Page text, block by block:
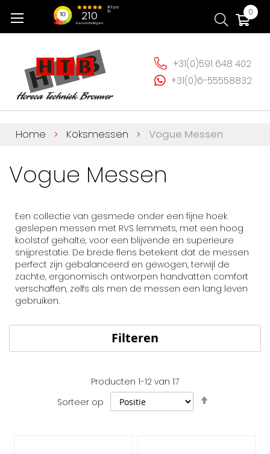
naar
0
+31(0)591 648 402
+31(0)6-55558832
Home Koksmessen Vogue Messen
Vogue Messen
Een collectie van gesmede onder een fijne hoek
geslepen messen met RVS lemmets, met een hoog
koolstof gehalte, voor een blijvende en superieure
snijprestatie. De brede flens betekent dat de messen
perfect zijn gebalanceerd en gewogen, terwijl de
zachte, ergonomisch ontworpen handvatten comfort
verschaffen, zelfs als men de messen een lang leven
gebruiken.
Filteren
Producten 1-12 van 17
Sorteer op